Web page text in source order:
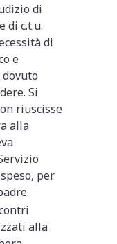
di
di c.t.u.
di
e
Si
riuscisse
alla
per
alla